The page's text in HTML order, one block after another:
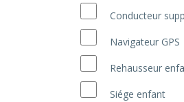
Conducteur
Navigateur GPS
Rehausseur
Siége enfant